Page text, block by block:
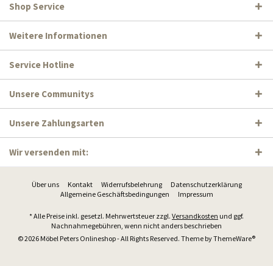
Shop Service
Weitere Informationen
Service Hotline
Unsere Communitys
Unsere Zahlungsarten
Wir versenden mit:
Über uns Kontakt Widerrufsbelehrung
Datenschutzerklärung
Allgemeine Geschäftsbedingungen
Impressum
* Alle Preise inkl. gesetzl. Mehrwertsteuer zzgl. Versandkosten und ggf.
Nachnahmegebühren, wenn nicht anders beschrieben
© 2026 Möbel Peters Onlineshop - All Rights Reserved. Theme byThemeWare®